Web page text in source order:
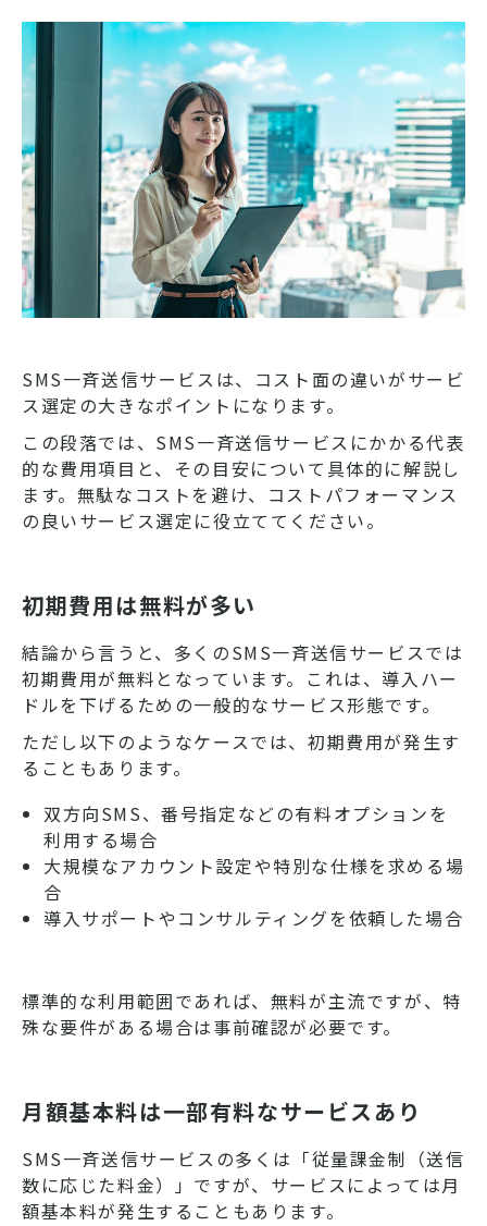
SMS一斉送信サービスは、コスト面の違いがサービ
ス選定の大きなポイントになります。
この段落では、SMS一斉送信サービスにかかる代表
的な費用項目と、その目安について具体的に解説し
ます。無駄なコストを避け、コストパフォーマンス
の良いサービス選定に役立ててください。
初期費用は無料が多い
結論から言うと、多くのSMS一斉送信サービスでは
初期費用が無料となっています。これは、導入ハー
ドルを下げるための一般的なサービス形態です。
ただし以下のようなケースでは、初期費用が発生す
ることもあります。
双方向SMS、番号指定などの有料オプションを
利用する場合
大規模なアカウント設定や特別な仕様を求める場
合
導入サポートやコンサルティングを依頼した場合
標準的な利用範囲であれば、無料が主流ですが、特
殊な要件がある場合は事前確認が必要です。
月額基本料は一部有料なサービスあり
SMS一斉送信サービスの多くは「従量課金制（送信
数に応じた料金）」ですが、サービスによっては月
額基本料が発生することもあります。